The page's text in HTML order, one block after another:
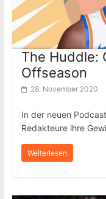
The Huddle:
Offseason
28. November 2020
In der neuen
Redakteure ihre
Weiterlesen